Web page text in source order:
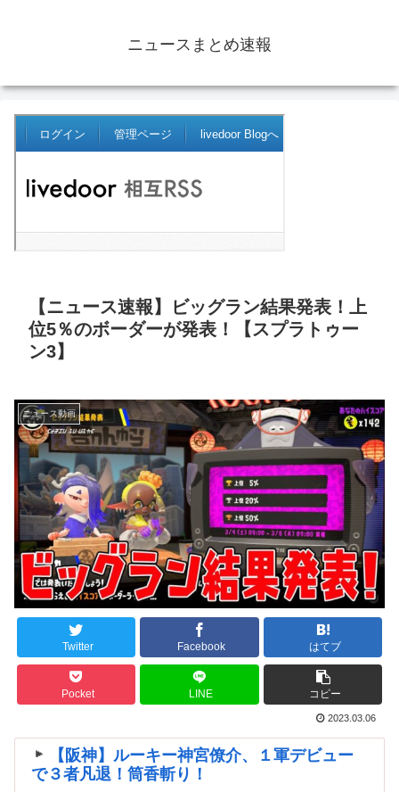
ニュースまとめ速報
【ニュース速報】ビッグラン結果発表！上
位5％のボーダーが発表！【スプラトゥー
ン3】
ニュース動画
Twitter Facebook はてブ
Pocket LINE コピー
2023.03.06
【阪神】ルーキー神宮僚介、１軍デビュー
で３者凡退！筒香斬り！